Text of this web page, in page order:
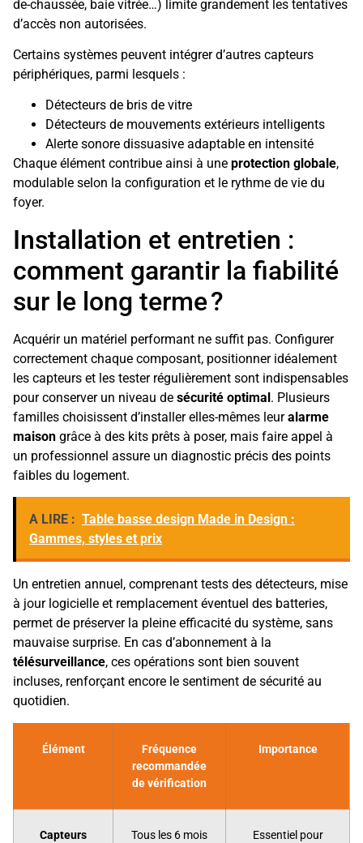
de-chaussée, baie vitrée…) limite grandement les tentatives
d’accès non autorisées.
Certains systèmes peuvent intégrer d’autres capteurs
périphériques, parmi lesquels :
Détecteurs de bris de vitre
Détecteurs de mouvements extérieurs intelligents
Alerte sonore dissuasive adaptable en intensité
Chaque élément contribue ainsi à une protection globale,
modulable selon la configuration et le rythme de vie du
foyer.
Installation et entretien :
comment garantir la fiabilité
sur le long terme ?
Acquérir un matériel performant ne suffit pas. Configurer
correctement chaque composant, positionner idéalement
les capteurs et les tester régulièrement sont indispensables
pour conserver un niveau de sécurité optimal. Plusieurs
familles choisissent d’installer elles-mêmes leuralarme
maison grâce à des kits prêts à poser, mais faire appel à
un professionnel assure un diagnostic précis des points
faibles du logement.
A LIRE : Table basse design Made in Design :
Gammes, styles et prix
Un entretien annuel, comprenant tests des détecteurs, mise
à jour logicielle et remplacement éventuel des batteries,
permet de préserver la pleine efficacité du système, sans
mauvaise surprise. En cas d’abonnement à la
télésurveillance, ces opérations sont bien souvent
incluses, renforçant encore le sentiment de sécurité au
quotidien.
Élément
Fréquence
recommandée
de vérification
Importance
Capteurs
Tous les 6 mois
Essentiel pour